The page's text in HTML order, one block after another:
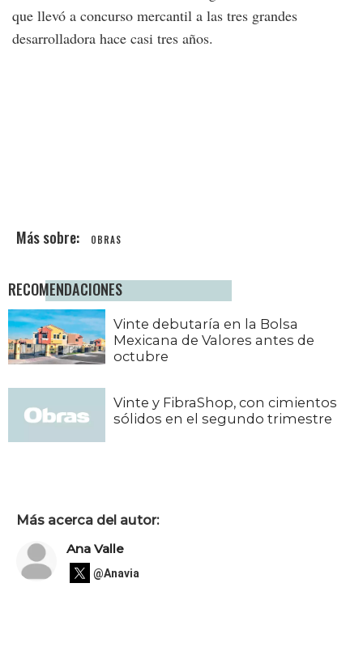
que llevó a concurso mercantil a las tres grandes
desarrolladora hace casi tres años.
OBRAS
RECOMENDACIONES
Vinte debutaría en la Bolsa
Mexicana de Valores antes de
octubre
Vinte y FibraShop, con cimientos
sólidos en el segundo trimestre
Más acerca del autor:
Ana Valle
@Anavia